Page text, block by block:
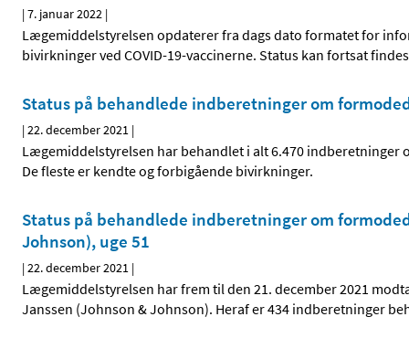
|7. januar 2022 |
Lægemiddelstyrelsen opdaterer fra dags dato formatet for
bivirkninger ved COVID-19-vaccinerne. Status kan fortsat
Status på behandlede indberetninger om
|22. december 2021 |
Lægemiddelstyrelsen har behandlet i alt 6.470 indberetninger
De fleste er kendte og forbigående bivirkninger.
Status på behandlede indberetninger om
Johnson), uge 51
|22. december 2021 |
Lægemiddelstyrelsen har frem til den 21. december 2021
Janssen (Johnson & Johnson). Heraf er 434 indberetninger